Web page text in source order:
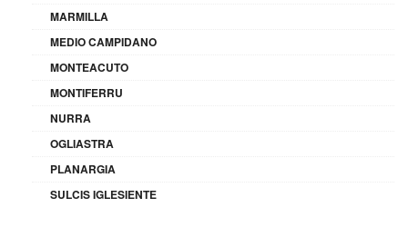
MARMILLA
MEDIO CAMPIDANO
MONTEACUTO
MONTIFERRU
NURRA
OGLIASTRA
PLANARGIA
SULCIS IGLESIENTE